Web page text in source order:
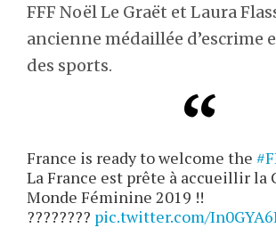
FFF Noël Le Graët et Laura
ancienne médaillée d’escrime
des sports.
France is ready to welcome the
La France est prête à accueillir la
Monde Féminine 2019 !!
???????? pic.twitter.com/